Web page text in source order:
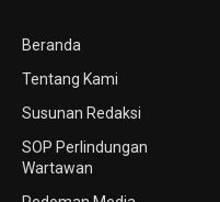
Beranda
Tentang Kami
Susunan Redaksi
SOP Perlindungan
Wartawan